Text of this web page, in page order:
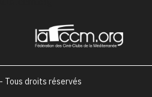
Tous droits réservés